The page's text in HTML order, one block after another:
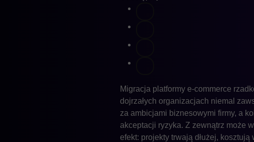
Migracja platformy e-commerce
dojrzałych organizacjach niemal
za ambicjami biznesowymi firmy, a
akceptacji ryzyka. Z zewnątrz może
efekt: projekty trwają dłużej,